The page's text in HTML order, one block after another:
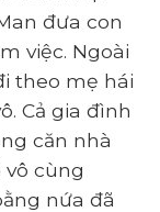
đưa con
việc. Ngoài
theo mẹ hái
Cả gia đình
căn nhà
vô cùng
nứa đã